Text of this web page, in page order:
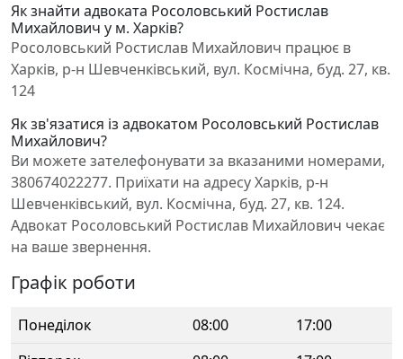
Як знайти адвоката Росоловський Ростислав
Михайлович у м. Харків?
Росоловський Ростислав Михайлович працює в
Харків, р-н Шевченківський, вул. Космічна, буд. 27, кв.
124
Як зв'язатися із адвокатом Росоловський Ростислав
Михайлович?
Ви можете зателефонувати за вказаними номерами,
380674022277. Приїхати на адресу Харків, р-н
Шевченківський, вул. Космічна, буд. 27, кв. 124.
Адвокат Росоловський Ростислав Михайлович чекає
на ваше звернення.
Графік роботи
Понеділок 08:00
17:00